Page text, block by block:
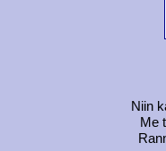
Niin
Me